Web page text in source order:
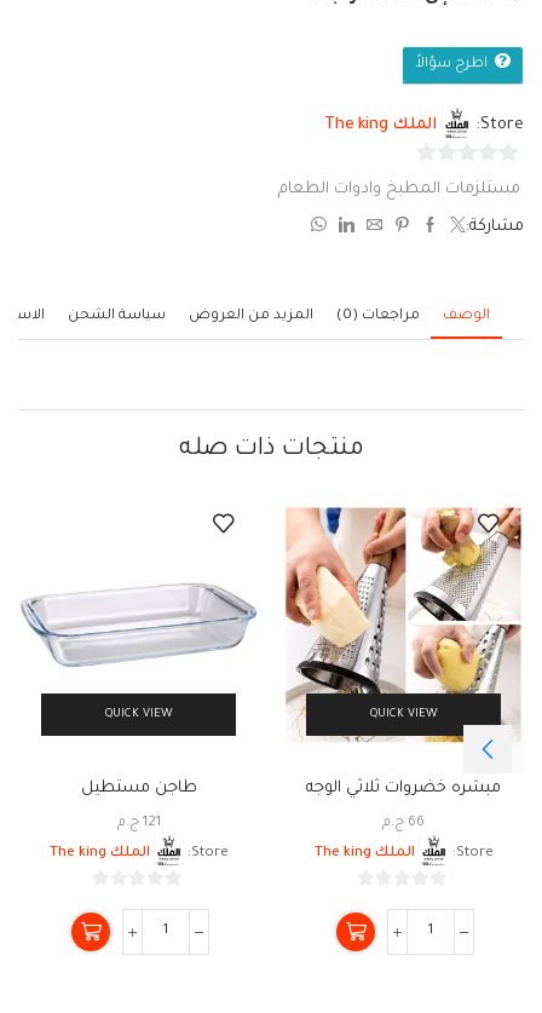
اطرح سؤالاً
Store: الملك The king
0
مستلزمات المطبخ وادوات الطعام
مشاركة:
الوصف مراجعات (0) المزيد من العروض سياسة الشحن
منتجات ذات صله
QUICK VIEW
مبشره خضروات ثلاثي الوجه
66 ج.م
Store:
الملك The king
من
5
QUICK VIEW
طاجن مستطيل
121 ج.م
Store:
الملك The king
من
5